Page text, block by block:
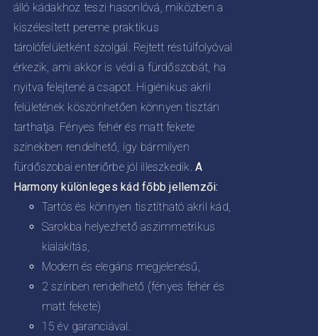
álló kádakhoz teszi hasonlóvá, miközben a
kiszélesített pereme praktikus
tárolófelületként szolgál. Rejtett réstúlfolyóval
érkezik, ami akkor is védi a fürdőszobát, ha
nyitva felejtené a csapot. Higiénikus akril
felületének köszönhetően könnyen tisztán
tarthatja. Fényes fehér és matt fekete
színekben rendelhető, így bármilyen
fürdőszobai enteriőrbe jól illeszkedik.A
Harmony különleges kád főbb jellemzői:
Tartós és könnyen tisztítható akril kád,
Sarokba helyezhető aszimmetrikus
kialakítás,
Modern és elegáns megjelenésű,
2 színben rendelhető (fényes fehér és
matt fekete)
15 év garanciával.